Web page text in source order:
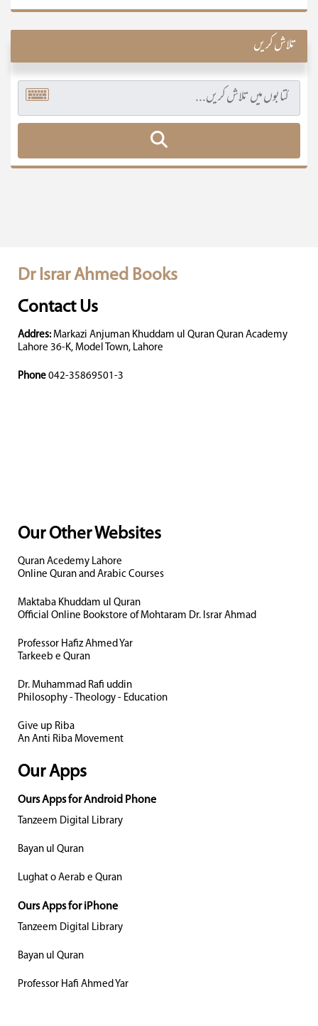
تلاش کریں
Dr Israr Ahmed Books
Contact Us
Addres: Markazi Anjuman Khuddam ul Quran Quran Academy
Lahore 36-K, Model Town, Lahore
Phone 042-35869501-3
Our Other Websites
Quran Acedemy Lahore
Online Quran and Arabic Courses
Maktaba Khuddam ul Quran
Official Online Bookstore of Mohtaram Dr. Israr Ahmad
Professor Hafiz Ahmed Yar
Tarkeeb e Quran
Dr. Muhammad Rafi uddin
Philosophy - Theology - Education
Give up Riba
An Anti Riba Movement
Our Apps
Ours Apps for Android Phone
Tanzeem Digital Library
Bayan ul Quran
Lughat o Aerab e Quran
Ours Apps for iPhone
Tanzeem Digital Library
Bayan ul Quran
Professor Hafi Ahmed Yar